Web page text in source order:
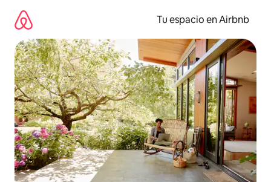
contenido
Tu espacio en Airbnb